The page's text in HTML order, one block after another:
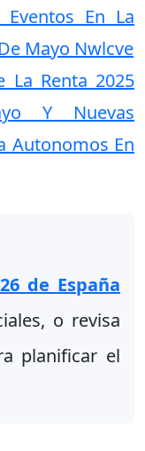
En La
Mayo Nwlcve
La Renta 2025
Y Nuevas
Autonomos En
de España
o revisa
planificar el